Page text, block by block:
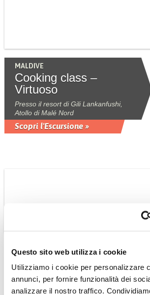
Questo sito web utilizza i cookie
Utilizziamo i cookie per personalizzare
annunci, per fornire funzionalità dei
analizzare il nostro traffico.
MALDIVE
Cooking class –
Virtuoso
Presso il resort di Gili Lankanfushi,
Atollo di Malé Nord
Scopri l'Escursione »
Trekking ed
escursionismo a Ella
Rock
sulle orme di Re Ravana un facile